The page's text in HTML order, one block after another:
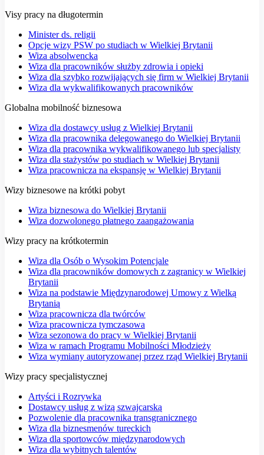
Visy pracy na długotermin
Minister ds. religii
Opcje wizy PSW po studiach w Wielkiej Brytanii
Wiza absolwencka
Wiza dla pracowników służby zdrowia i opieki
Wiza dla szybko rozwijających się firm w Wielkiej Brytanii
Wiza dla wykwalifikowanych pracowników
Globalna mobilność biznesowa
Wiza dla dostawcy usług z Wielkiej Brytanii
Wiza dla pracownika delegowanego do Wielkiej Brytanii
Wiza dla pracownika wykwalifikowanego lub specjalisty
Wiza dla stażystów po studiach w Wielkiej Brytanii
Wiza pracownicza na ekspansję w Wielkiej Brytanii
Wizy biznesowe na krótki pobyt
Wiza biznesowa do Wielkiej Brytanii
Wiza dozwolonego płatnego zaangażowania
Wizy pracy na krótkotermin
Wiza dla Osób o Wysokim Potencjale
Wiza dla pracowników domowych z zagranicy w Wielkiej
Brytanii
Wiza na podstawie Międzynarodowej Umowy z Wielką
Brytanią
Wiza pracownicza dla twórców
Wiza pracownicza tymczasowa
Wiza sezonowa do pracy w Wielkiej Brytanii
Wiza w ramach Programu Mobilności Młodzieży
Wiza wymiany autoryzowanej przez rząd Wielkiej Brytanii
Wizy pracy specjalistycznej
Artyści i Rozrywka
Dostawcy usług z wizą szwajcarską
Pozwolenie dla pracownika transgranicznego
Wiza dla biznesmenów tureckich
Wiza dla sportowców międzynarodowych
Wiza dla wybitnych talentów